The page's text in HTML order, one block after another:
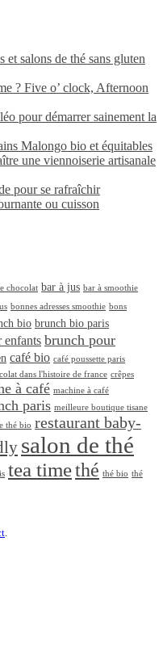
et salons de thé sans gluten
? Five o’ clock, Afternoon
pour démarrer sainement la
Malongo bio et équitables
une viennoiserie artisanale
pour se rafraîchir
ou cuisson
chocolat bar à jus bar à smoothie
bonnes adresses smoothie bons
bio brunch bio paris
enfants brunch pour
café bio café poussette paris
dans l'histoire de france crêpes
à café machine à café
paris meilleure boutique tisane
thé bio restaurant baby-
salon de thé
tea timethé thé bio thé